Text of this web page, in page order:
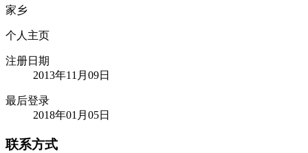
家乡
个人主页
注册日期
2013年11月09日
最后登录
2018年01月05日
联系方式